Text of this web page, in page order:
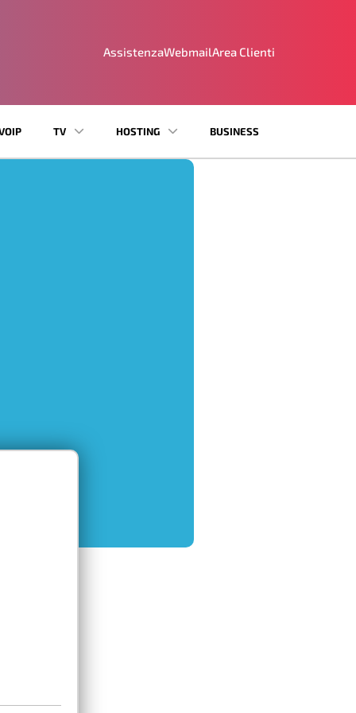
AssistenzaWebmailArea Clienti
TV HOSTING BUSINESS